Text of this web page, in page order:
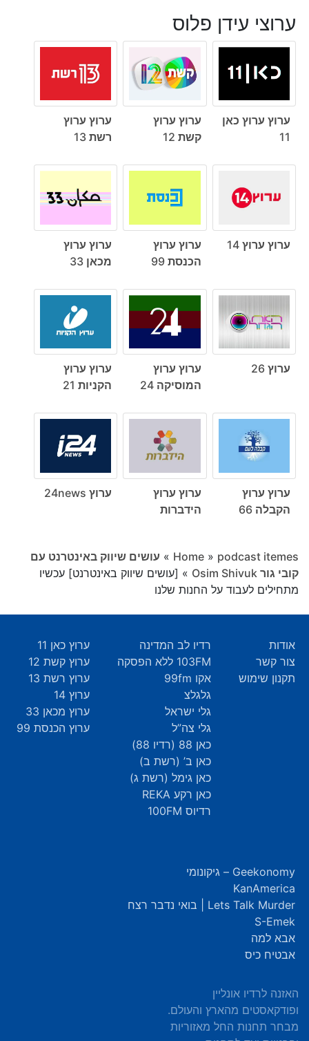
ערוצי עידן פלוס
ערוץ ערוץ כאן
11
ערוץ ערוץ
קשת 12
ערוץ ערוץ
רשת 13
ערוץ ערוץ 14
ערוץ ערוץ
הכנסת 99
ערוץ ערוץ
מכאן 33
ערוץ 26
ערוץ ערוץ
המוסיקה 24
ערוץ ערוץ
הקניות 21
ערוץ ערוץ
הקבלה 66
ערוץ ערוץ
הידברות
ערוץ 24news
Home » podcast itemes
» עושים שיווק באינטרנט עם
קובי גור Osim Shivuk
» [עושים שיווק באינטרנט] עכשיו
מתחילים לעבוד על החנות שלנו
אודות
צור קשר
תקנון שימוש
רדיו לב המדינה
103FM ללא הפסקה
אקו 99fm
גלגלצ
גלי ישראל
גלי צה”ל
כאן 88 (רדיו 88)
כאן ב’ (רשת ב)
כאן גימל (רשת ג)
כאן רקע REKA
רדיוס 100FM
ערוץ כאן 11
ערוץ קשת 12
ערוץ רשת 13
ערוץ 14
ערוץ מכאן 33
ערוץ הכנסת 99
Geekonomy – גיקונומי
KanAmerica
Lets Talk Murder | בואי נדבר רצח
S-Emek
אבא למה
אבטיח כיס
האזנה לרדיו אונליין
ופודקאסטים מהארץ והעולם.
מבחר תחנות החל מאזוריות